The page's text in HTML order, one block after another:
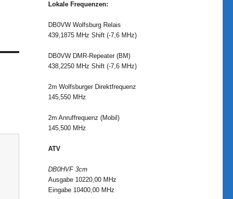
Lokale Frequenzen:
DB0VW Wolfsburg Relais
439,1875 MHz Shift (-7,6 MHz)
DB0VW DMR-Repeater (BM)
438,2250 MHz Shift (-7,6 MHz)
2m Wolfsburger Direktfrequenz
145,550 MHz
2m Anruffrequenz (Mobil)
145,500 MHz
ATV
DB0HVF 3cm
Ausgabe 10220,00 MHz
Eingabe 10400,00 MHz